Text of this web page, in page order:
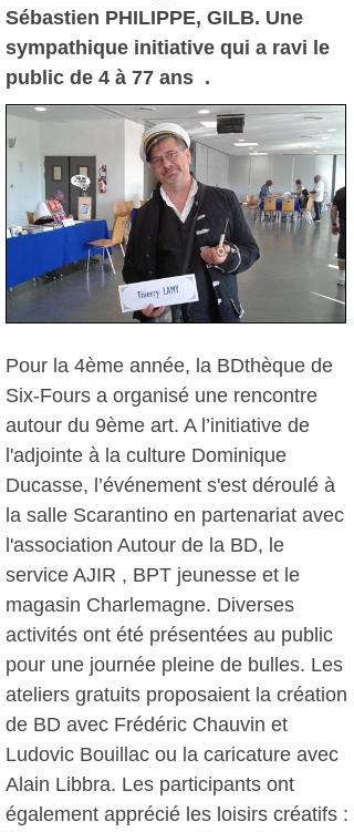
Sébastien PHILIPPE, GILB. Une
sympathique initiative qui a ravi le
public de 4 à 77 ans .
Pour la 4ème année, la BDthèque de
Six-Fours a organisé une rencontre
autour du 9ème art. A l’initiative de
l'adjointe à la culture Dominique
Ducasse, l’événement s'est déroulé à
la salle Scarantino en partenariat avec
l'association Autour de la BD, le
service AJIR , BPT jeunesse et le
magasin Charlemagne. Diverses
activités ont été présentées au public
pour une journée pleine de bulles. Les
ateliers gratuits proposaient la création
de BD avec Frédéric Chauvin et
Ludovic Bouillac ou la caricature avec
Alain Libbra. Les participants ont
également apprécié les loisirs créatifs :